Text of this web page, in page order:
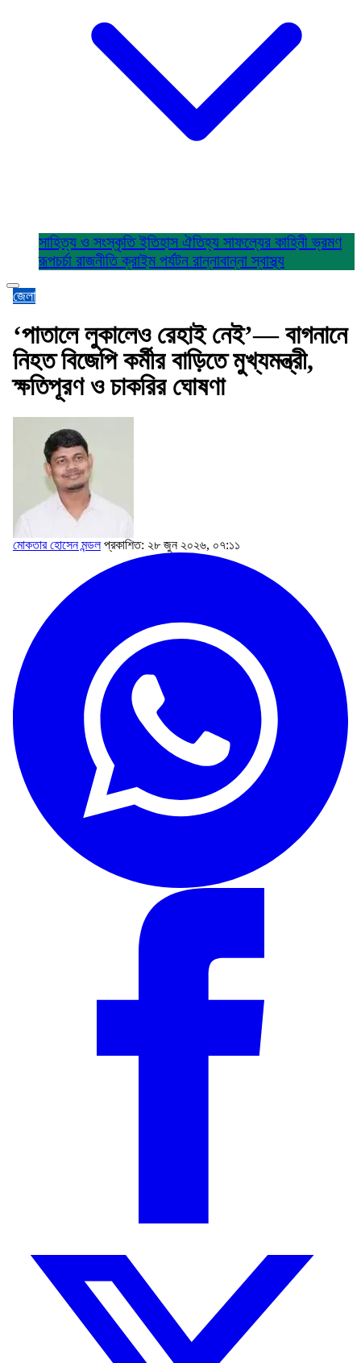
সাহিত্য ও সংস্কৃতিইতিহাস ঐতিহ্য সাফল্যের কাহিনীভ্রমণ
রূপচর্চা রাজনীতিক্রাইম পর্যটন রান্নাবান্নাস্বাস্থ্য
জেলা
‘পাতালে লুকালেও রেহাই নেই’— বাগনানে
নিহত বিজেপি কর্মীর বাড়িতে মুখ্যমন্ত্রী,
ক্ষতিপূরণ ও চাকরির ঘোষণা
মোকতার হোসেন মন্ডল প্রকাশিত: ২৮ জুন ২০২৬, ০৭:১১